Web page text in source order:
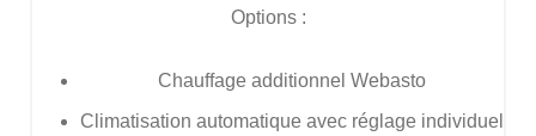
Options :
Chauffage additionnel Webasto
Climatisation automatique avec réglage individuel